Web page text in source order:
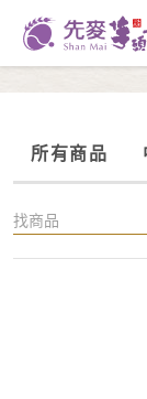
所有商品